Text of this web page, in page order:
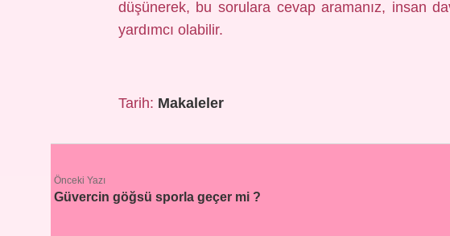
düşünerek, bu sorulara cevap aramanız, insan
yardımcı olabilir.
Tarih: Makaleler
Önceki Yazı
Güvercin göğsü sporla geçer mi ?